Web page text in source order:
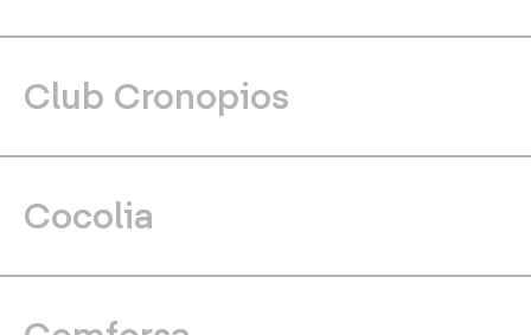
Club Cronopios
Cocolia